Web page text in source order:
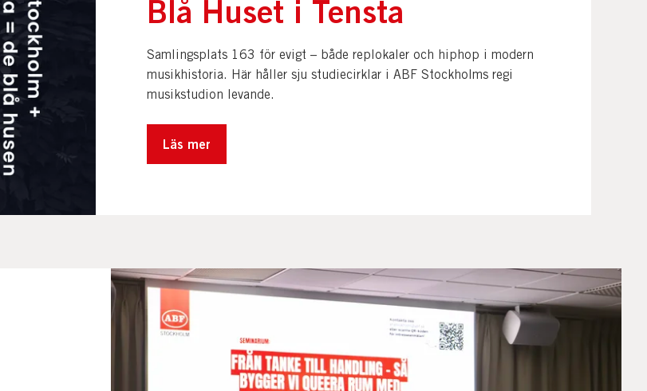
Blå Huset i Tensta
Samlingsplats 163 för evigt – både replokaler och hiphop i modern
musikhistoria. Här håller sju studiecirklar i ABF Stockholms regi
musikstudion levande.
Läs mer